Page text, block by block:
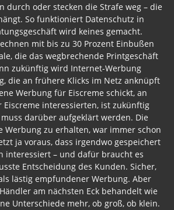
durch oder stecken die Strafe weg – die
So funktioniert Datenschutz in
wird keines gemacht.
mit bis zu 30 Prozent Einbußen
die das wegbrechende Printgeschäft
zukünftig wird Internet-Werbung
die an frühere Klicks im Netz anknüpft
Werbung für Eiscreme schickt, an
Eiscreme interessierten, ist zukünftig
darüber aufgeklärt werden. Die
Werbung zu erhalten, war immer schon
ja voraus, dass irgendwo gespeichert
interessiert – und dafür braucht es
Entscheidung des Kunden. Sicher,
lästig empfundener Werbung. Aber
am nächsten Eck behandelt wie
Unterschiede mehr, ob groß, ob klein.